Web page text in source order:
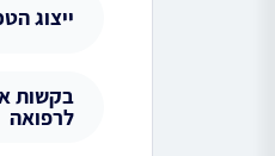
ייצוג
בקשות
לרפואה